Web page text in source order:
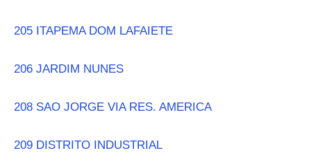
205 ITAPEMA DOM LAFAIETE
206 JARDIM NUNES
208 SAO JORGE VIA RES. AMERICA
209 DISTRITO INDUSTRIAL